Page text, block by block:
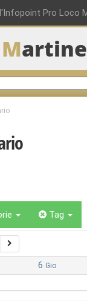
Pro Loco
M
Tag
6 Gio